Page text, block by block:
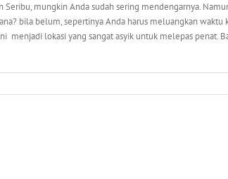
Seribu, mungkin Anda sudah sering mendengarnya.
bila belum, sepertinya Anda harus meluangkan
menjadi lokasi yang sangat asyik untuk melepas penat.